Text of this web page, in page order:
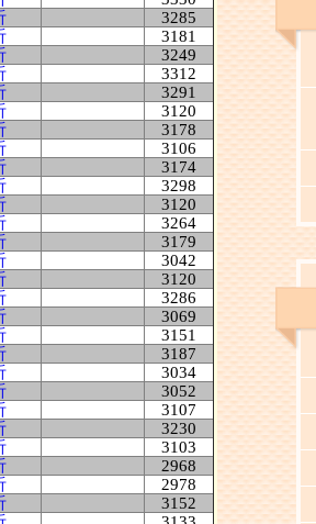
3285
3181
3249
3312
3291
3120
3178
3106
3174
3298
3120
3264
3179
3042
3120
3286
3069
3151
3187
3034
3052
3107
3230
3103
2968
2978
3152